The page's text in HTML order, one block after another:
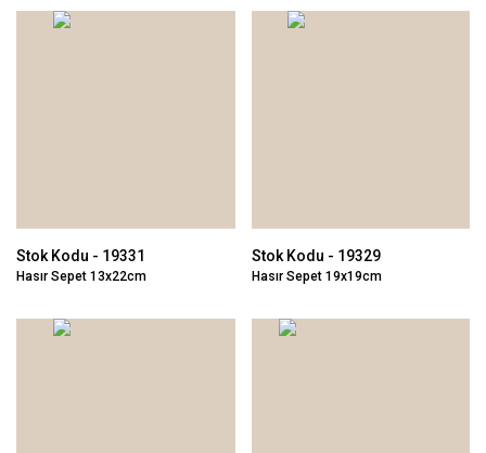
Stok Kodu - 19331
Hasır Sepet 13x22cm
Stok Kodu - 19329
Hasır Sepet 19x19cm